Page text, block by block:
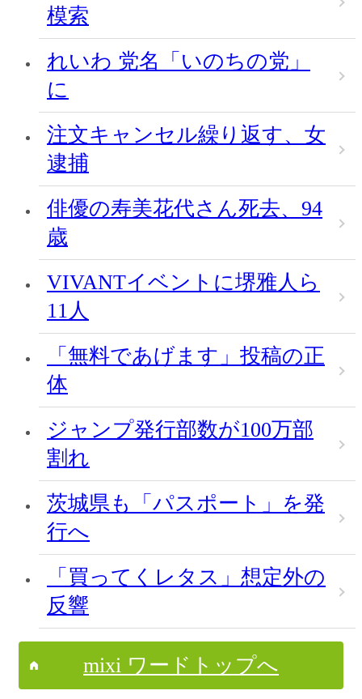
模索
れいわ 党名「いのちの党」
に
注文キャンセル繰り返す、女
逮捕
俳優の寿美花代さん死去、94
歳
VIVANTイベントに堺雅人ら
11人
「無料であげます」投稿の正
体
ジャンプ発行部数が100万部
割れ
茨城県も「パスポート」を発
行へ
「買ってくレタス」想定外の
反響
mixi ワードトップへ